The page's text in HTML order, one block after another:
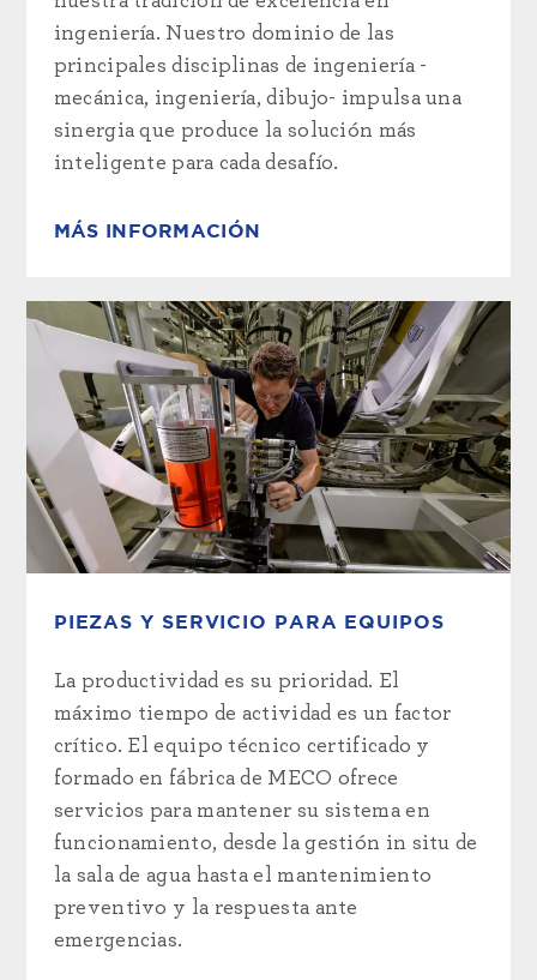
ingeniería. Nuestro dominio de las
principales disciplinas de ingeniería -
mecánica, ingeniería, dibujo- impulsa una
sinergia que produce la solución más
inteligente para cada desafío.
MÁS INFORMACIÓN
PIEZAS Y SERVICIO PARA EQUIPOS
La productividad es su prioridad. El
máximo tiempo de actividad es un factor
crítico. El equipo técnico certificado y
formado en fábrica de MECO ofrece
servicios para mantener su sistema en
funcionamiento, desde la gestión in situ de
la sala de agua hasta el mantenimiento
preventivo y la respuesta ante
emergencias.